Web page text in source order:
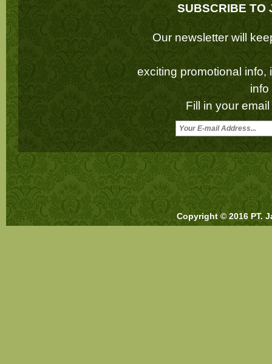
SUBSCRIBE TO
Our newsletter will
exciting promotional info,
info
Fill in your
Copyright © 2016 PT.